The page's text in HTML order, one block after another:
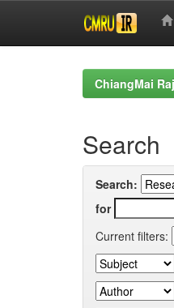
ChiangMai
Search
Search:
for
Current filters: